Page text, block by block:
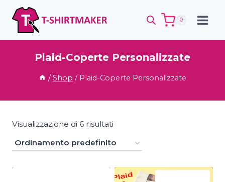
Salta
contenuto
0
Plaid-Coperte Personalizzate
/ Shop / Plaid-Coperte Personalizzate
Visualizzazione di 6 risultati